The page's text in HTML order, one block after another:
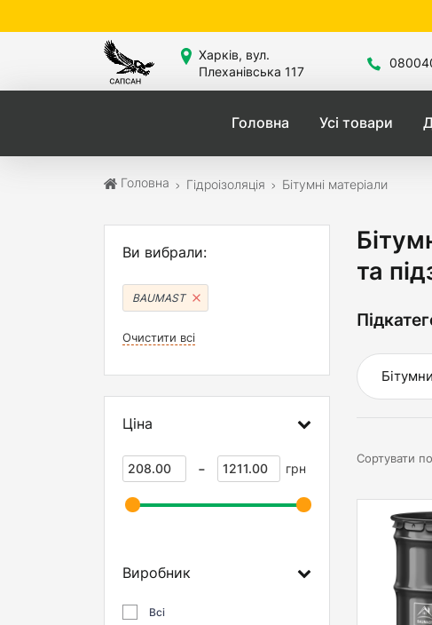
Сайт
Харків, вул.
Плеханівська 117
Головна Усі товари
Головна Гідроізоляція Бітумні матеріали
Ви вибрали:
BAUMAST
Очистити всі
Ціна
- грн
Виробник
Всі
та
Сортувати